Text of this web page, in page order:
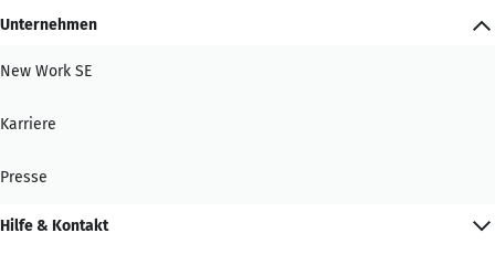
Unternehmen
New Work SE
Karriere
Presse
Hilfe & Kontakt